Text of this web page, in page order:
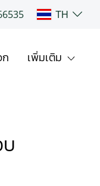
TH
เพิ่มเติม